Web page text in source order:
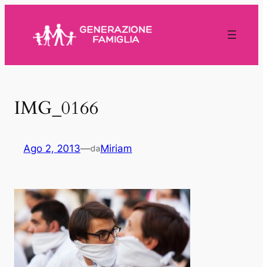
contenuto
IMG_0166
Ago 2, 2013—daMiriam